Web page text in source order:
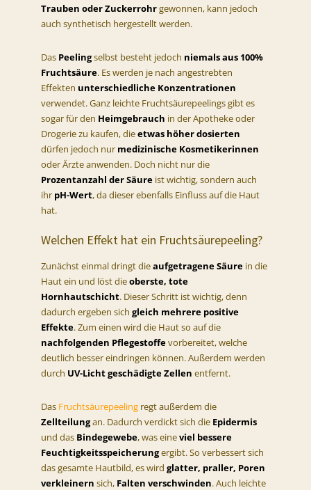
Trauben oder Zuckerrohrgewonnen, kann jedoch
auch synthetisch hergestellt werden.
DasPeelingselbst besteht jedoch niemals aus 100%
Fruchtsäure. Es werden je nach angestrebten
Effekten unterschiedliche Konzentrationen
verwendet. Ganz leichte Fruchtsäurepeelings gibt es
sogar für den Heimgebrauch in der Apotheke oder
Drogerie zu kaufen, dieetwas höher dosierten
dürfen jedoch nur medizinische Kosmetikerinnen
oder Ärzte anwenden. Doch nicht nur die
Prozentanzahl der Säureist wichtig, sondern auch
ihrpH-Wert, da dieser ebenfalls Einfluss auf die Haut
hat.
Welchen Effekt hat ein Fruchtsäurepeeling?
Zunächst einmal dringt dieaufgetragene Säurein die
Haut ein und löst dieoberste, tote
Hornhautschicht. Dieser Schritt ist wichtig, denn
dadurch ergeben sich gleich mehrere positive
Effekte. Zum einen wird die Haut so auf die
nachfolgenden Pflegestoffevorbereitet, welche
deutlich besser eindringen können. Außerdem werden
durch UV-Licht geschädigte Zellen entfernt.
Das Fruchtsäurepeelingregt außerdem die
Zellteilungan. Dadurch verdickt sich die Epidermis
und dasBindegewebe, was eineviel bessere
Feuchtigkeitsspeicherungergibt. So verbessert sich
das gesamte Hautbild, es wird glatter, praller, Poren
verkleinern sich, Falten verschwinden. Auch leichte